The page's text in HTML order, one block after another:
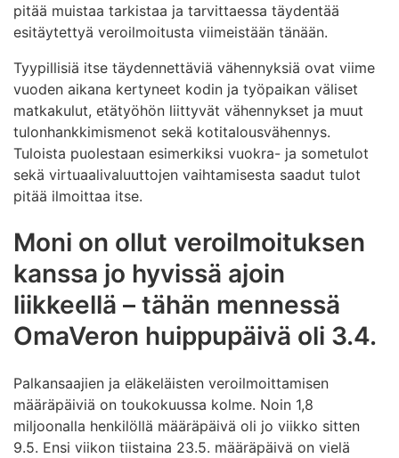
pitää muistaa tarkistaa ja tarvittaessa täydentää
esitäytettyä veroilmoitusta viimeistään tänään.
Tyypillisiä itse täydennettäviä vähennyksiä ovat viime
vuoden aikana kertyneet kodin ja työpaikan väliset
matkakulut, etätyöhön liittyvät vähennykset ja muut
tulonhankkimismenot sekä kotitalousvähennys.
Tuloista puolestaan esimerkiksi vuokra- ja sometulot
sekä virtuaalivaluuttojen vaihtamisesta saadut tulot
pitää ilmoittaa itse.
Moni on ollut veroilmoituksen
kanssa jo hyvissä ajoin
liikkeellä – tähän mennessä
OmaVeron huippupäivä oli 3.4.
Palkansaajien ja eläkeläisten veroilmoittamisen
määräpäiviä on toukokuussa kolme. Noin 1,8
miljoonalla henkilöllä määräpäivä oli jo viikko sitten
9.5. Ensi viikon tiistaina 23.5. määräpäivä on vielä